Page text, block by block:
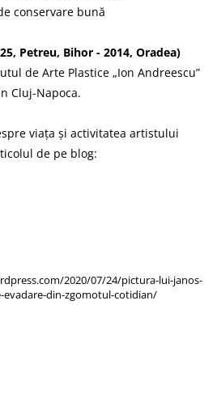
conservare bună
Petreu, Bihor - 2014, Oradea)
de Arte Plastice „Ion Andreescu”
Cluj-Napoca.
viața și activitatea artistului
de pe blog:
2020/07/24/pictura-lui-janos-
evadare-din-zgomotul-cotidian/